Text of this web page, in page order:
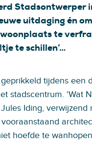
Stadsontwerper
uitdaging én
te
te schillen’…
tijdens een
stadscentrum. ‘Wat
Iding, verwijzend
hoefde te